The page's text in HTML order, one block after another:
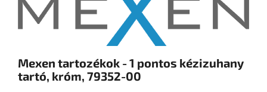
Mexen tartozékok - 1 pontos kézizuhany
tartó, króm, 79352-00